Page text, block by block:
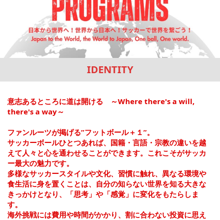
IDENTITY
意志あるところに道は開ける ～Where there's a will,
there's a way～
ファンルーツが掲げる”フットボール＋１”。
サッカーボールひとつあれば、国籍・言語・宗教の違いを越
えて人々と心を通わせることができます。これこそがサッカ
ー最大の魅力です。
多様なサッカースタイルや文化、習慣に触れ、異なる環境や
食生活に身を置くことは、自分の知らない世界を知る大きな
きっかけとなり、「思考」や「感覚」に変化をもたらしま
す。
海外挑戦には費用や時間がかかり、割に合わない投資に思え